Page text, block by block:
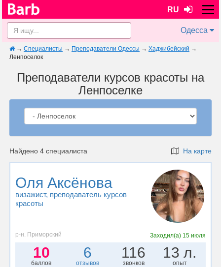
RU
Одесса
→ Специалисты → Преподаватели Одессы → Хаджибейский →
Ленпоселок
Преподаватели курсов красоты на
Ленпоселке
Найдено 4 специалиста На карте
Оля Аксёнова
визажист, преподаватель курсов
красоты
р-н. Приморский Заходил(а) 15 июля
10
баллов
6
отзывов
116
звонков
13 л.
опыт